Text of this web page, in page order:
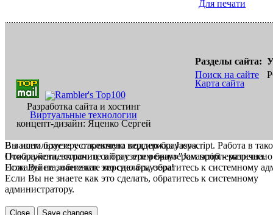
Для печати
Разработка сайта и хостинг
Виртуальные технологии
концепт-дизайн: Яценко Сергей
Разделы сайта:
Поиск на сайте
Карта сайта
В вашем браузере отключена поддержка Jasvscript. Работа в
Пожалуйста, включите в браузере режим "Javascript -
Если Вы не знаете как это сделать, обратитесь к системному
Вы используете устаревшую версию браузера.
Отображение страниц сайта с этим браузером проблематична.
Пожалуйста, обновите версию браузера!
Если Вы не знаете как это сделать, обратитесь к системному
администратору.
Close Save changes